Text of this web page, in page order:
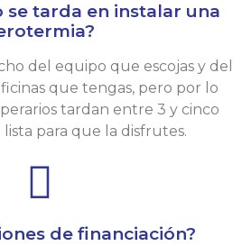
se tarda en instalar una
del equipo que escojas y del
que tengas, pero por lo
tardan entre 3 y cinco
para que la disfrutes.
de financiación?